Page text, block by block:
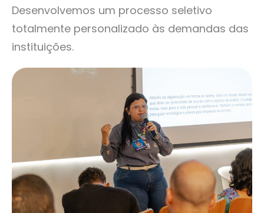
Desenvolvemos um processo seletivo
totalmente personalizado às demandas das
instituições.